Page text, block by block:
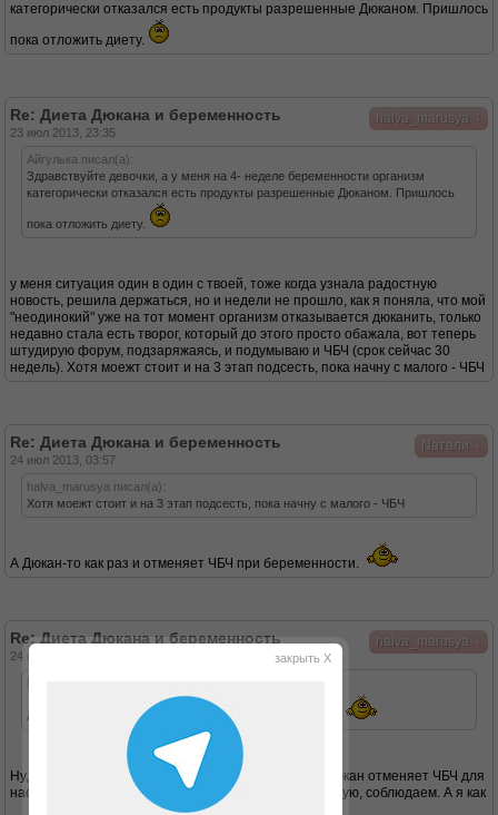
категорически отказался есть продукты разрешенные Дюканом. Пришлось
пока отложить диету.
halva_marusya
Re: Диета Дюкана и беременность
23 июл 2013, 23:35
Айгулька писал(а):
Здравствуйте девочки, а у меня на 4- неделе беременности организм
категорически отказался есть продукты разрешенные Дюканом. Пришлось
пока отложить диету.
у меня ситуация один в один с твоей, тоже когда узнала радостную
новость, решила держаться, но и недели не прошло, как я поняла, что мой
"неодинокий" уже на тот момент организм отказывается дюканить, только
недавно стала есть творог, который до этого просто обажала, вот теперь
штудирую форум, подзаряжаясь, и подумываю и ЧБЧ (срок сейчас 30
недель). Хотя моежт стоит и на 3 этап подсесть, пока начну с малого - ЧБЧ
Nатали
Re: Диета Дюкана и беременность
24 июл 2013, 03:57
halva_marusya писал(а):
Хотя моежт стоит и на 3 этап подсесть, пока начну с малого - ЧБЧ
А Дюкан-то как раз и отменяет ЧБЧ при беременности.
halva_marusya
Re: Диета Дюкана и беременность
24 июл 2013, 13:00
Nатали писал(а):
А Дюкан-то как раз и отменяет ЧБЧ при беременности.
Ну, насколько я поняла из форума и самой книги, Дюкан отменяет ЧБЧ для
нас пузатиков в случае, если мы ее, диеточку любимую, соблюдаем. А я как
закрыть X